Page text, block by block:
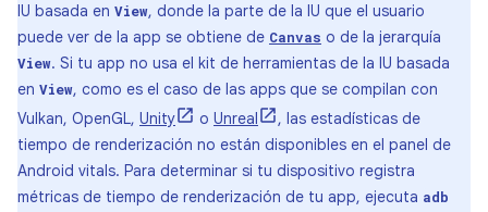
IU basada en View, donde la parte de la IU que el usuario
puede ver de la app se obtiene de Canvas o de la jerarquía
View. Si tu app no usa el kit de herramientas de la IU basada
en View, como es el caso de las apps que se compilan con
Vulkan, OpenGL, Unity o Unreal
, las estadísticas de
tiempo de renderización no están disponibles en el panel de
Android vitals. Para determinar si tu dispositivo registra
métricas de tiempo de renderización de tu app, ejecuta adb